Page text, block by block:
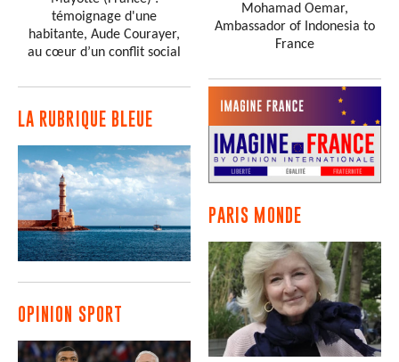
témoignage d'une
habitante, Aude Courayer,
au cœur d’un conflit social
LA RUBRIQUE BLEUE
OPINION SPORT
Mohamad Oemar,
Ambassador of Indonesia to
France
PARIS MONDE